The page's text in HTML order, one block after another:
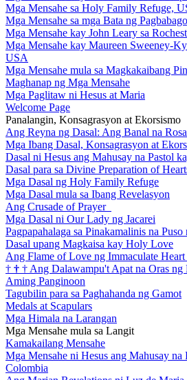
Mga Mensahe sa Holy Family Refuge,
Mga Mensahe sa mga Bata ng
Mga Mensahe kay John Leary sa
Mga Mensahe kay Maureen Sweeney-
USA
Mga Mensahe mula sa Magkakaibang
Maghanap ng Mga Mensahe
Mga Paglitaw ni Hesus at Maria
Welcome Page
Panalangin, Konsagrasyon at Ekorsismo
Ang Reyna ng Dasal: Ang Banal na
Mga Ibang Dasal, Konsagrasyon at
Dasal ni Hesus ang Mahusay na Pastol
Dasal para sa Divine Preparation of
Mga Dasal ng Holy Family Refuge
Mga Dasal mula sa Ibang Revelasyon
Ang Crusade of Prayer
Mga Dasal ni Our Lady ng Jacarei
Pagpapahalaga sa Pinakamalinis na Puso
Dasal upang Magkaisa kay Holy Love
Ang Flame of Love ng Immaculate
† † † Ang Dalawampu't Apat na Oras ng
Aming Panginoon
Tagubilin para sa Paghahanda ng Gamot
Medals at Scapulars
Mga Himala na Larangan
Mga Mensahe mula sa Langit
Kamakailang Mensahe
Mga Mensahe ni Hesus ang Mahusay na
Colombia